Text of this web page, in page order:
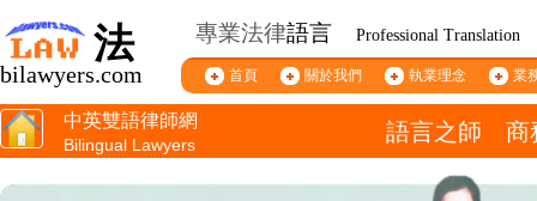
專業法律語言 Professional Translation
法
bilawyers.com 首頁 關於我們 執業理念 業
中英雙語律師網
Bilingual Lawyers 語言之師 商